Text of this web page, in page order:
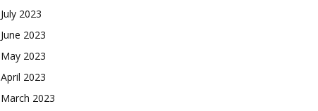
July 2023
June 2023
May 2023
April 2023
March 2023